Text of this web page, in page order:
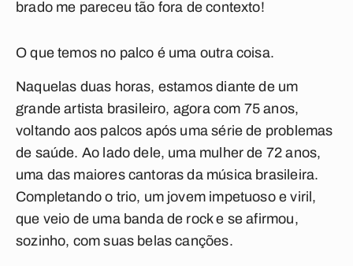
brado me pareceu tão fora de contexto!
O que temos no palco é uma outra coisa.
Naquelas duas horas, estamos diante de um
grande artista brasileiro, agora com 75 anos,
voltando aos palcos após uma série de problemas
de saúde. Ao lado dele, uma mulher de 72 anos,
uma das maiores cantoras da música brasileira.
Completando o trio, um jovem impetuoso e viril,
que veio de uma banda de rock e se afirmou,
sozinho, com suas belas canções.